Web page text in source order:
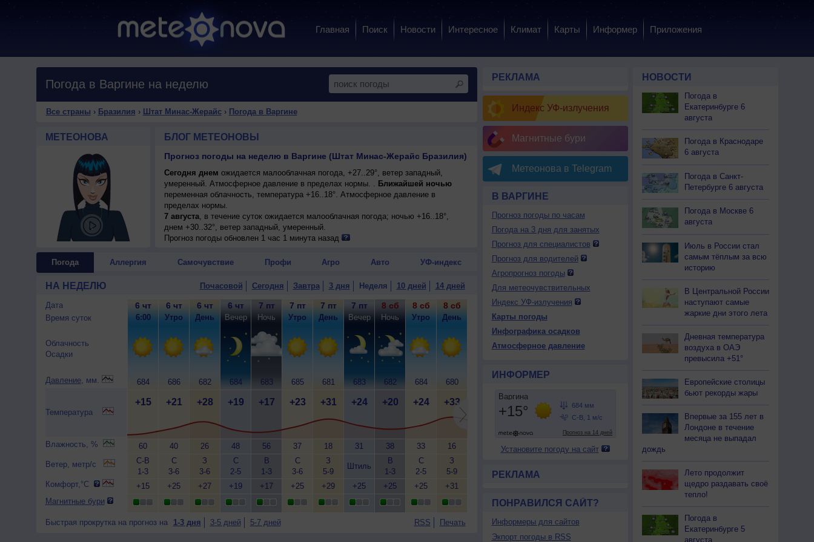
Главная Поиск Новости Интересное Климат Карты Информер Приложения
Погода в Варгине на неделю
Все страны › Бразилия › Штат Минас-Жерайс› Погода в Варгине
МЕТЕОНОВА БЛОГ МЕТЕОНОВЫ
Прогноз погоды на неделю в Варгине (Штат Минас-Жерайс Бразилия)
Сегодня днем ожидается малооблачная погода, +27..29°, ветер западный,
умеренный. Атмосферное давление в пределах нормы. . Ближайшей ночью
переменная облачность, температура +16..18°. Атмосферное давление в
пределах нормы.
7 августа, в течение суток ожидается малооблачная погода; ночью +16..18°,
днем +30..32°, ветер западный, умеренный.
Прогноз погоды обновлен 1 час 1 минута назад
Погода Аллергия Самочувствие Профи Агро Авто УФ-индекс
НА НЕДЕЛЮ Почасовой Сегодня Завтра 3 дня Неделя 10 дней 14 дней
Дата
Время суток
Облачность
Осадки
Давление, мм.
Температура
Влажность, %
Ветер, метр/с
Комфорт,°C
Магнитные бури
6 чт
6:00
684
+15
60
С-В
1-3
+15
6 чт
Утро
686
+21
40
С
3-6
+25
6 чт
День
682
+28
26
З
3-6
+27
6 чт
Вечер
684
+19
48
С
2-5
+19
7 пт
Ночь
683
+17
56
В
1-3
+17
7 пт
Утро
685
+23
37
С
3-6
+25
7 пт
День
681
+31
18
З
5-9
+29
7 пт
Вечер
683
+24
31
Штиль
+25
8 сб
Ночь
682
+20
38
В
1-3
+25
8 сб
Утро
684
+24
33
С
2-5
+25
8 сб
День
680
+33
16
З
5-9
+31
8 сб
Вечер
9 вс
Ночь
+21
36
1-3
9 вс
Утро
+26
28
9 вс
+34
17
29
+20
1-3
+25
10 пн
688
+25
2-5
+26
10 пн
День
686
2-5
+32
10 пн
Вечер
688
5-9
+24
Ночь
689
+17
Быстрая прокрутка на прогноз на 1-3 дня 3-5 дней 5-7 дней RSS Печать
РЕКЛАМА
Индекс УФ-излучения
Магнитные бури
Метеонова в Telegram
В ВАРГИНЕ
Прогноз погоды по часам
Погода на 3 дня для занятых
Прогноз для специалистов
Прогноз для водителей
Агропрогноз погоды
Для метеочувствительных
Индекс УФ-излучения
Карты погоды
Инфографика осадков
Атмосферное давление
ИНФОРМЕР
Установите погоду на сайт
РЕКЛАМА
ПОНРАВИЛСЯ САЙТ?
Информеры для сайтов
Экпорт погоды в RSS
НОВОСТИ
Погода в
Екатеринбурге 6
августа
Погода в Краснодаре
6 августа
Погода в Санкт-
Петербурге 6 августа
Погода в Москве 6
августа
Июль в России стал
самым тёплым за всю
историю
В Центральной России
наступают самые
жаркие дни этого лета
Дневная температура
воздуха в ОАЭ
превысила +51°
Европейские столицы
бьют рекорды жары
Впервые за 155 лет в
Лондоне в течение
месяца не выпадал
дождь
Лето продолжит
щедро раздавать своё
тепло!
Погода в
Екатеринбурге 5
августа